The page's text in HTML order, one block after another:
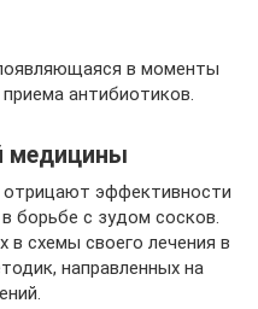
в моменты
антибиотиков.
медицины
эффективности
борьбе с зудом сосков.
схемы своего лечения в
направленных на